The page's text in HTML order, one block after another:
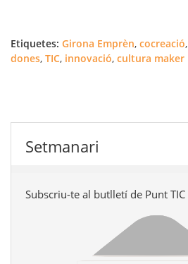
Etiquetes: Girona Emprèn, cocreació,
dones, TIC, innovació, cultura maker
Setmanari
Subscriu-te al butlletí de Punt TIC